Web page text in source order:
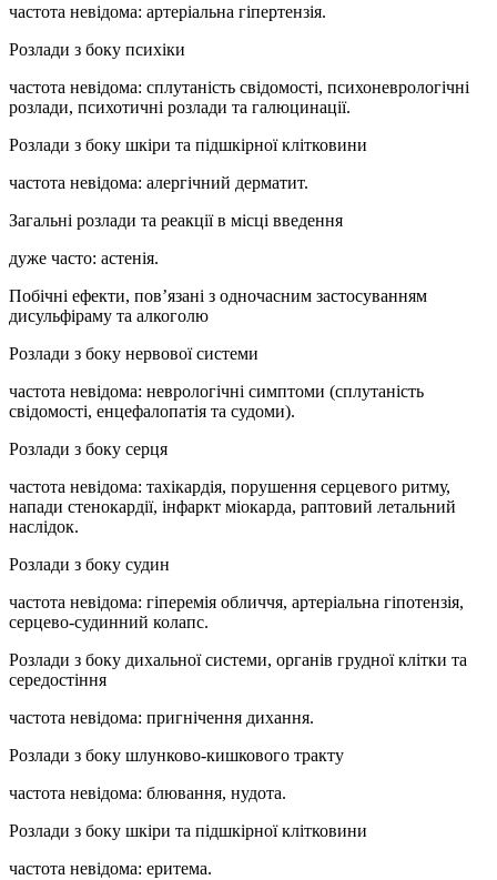
частота невідома: артеріальна гіпертензія.
Розлади з боку психіки
частота невідома: сплутаність свідомості, психоневрологічні
розлади, психотичні розлади та галюцинації.
Розлади з боку шкіри та підшкірної клітковини
частота невідома: алергічний дерматит.
Загальні розлади та реакції в місці введення
дуже часто: астенія.
Побічні ефекти, пов’язані з одночасним застосуванням
дисульфіраму та алкоголю
Розлади з боку нервової системи
частота невідома: неврологічні симптоми (сплутаність
свідомості, енцефалопатія та судоми).
Розлади з боку серця
частота невідома: тахікардія, порушення серцевого ритму,
напади стенокардії, інфаркт міокарда, раптовий летальний
наслідок.
Розлади з боку судин
частота невідома: гіперемія обличчя, артеріальна гіпотензія,
серцево-судинний колапс.
Розлади з боку дихальної системи, органів грудної клітки та
середостіння
частота невідома: пригнічення дихання.
Розлади з боку шлунково-кишкового тракту
частота невідома: блювання, нудота.
Розлади з боку шкіри та підшкірної клітковини
частота невідома: еритема.